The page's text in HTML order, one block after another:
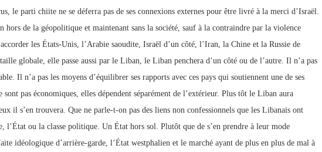
le parti chiite ne se déferra pas de ses connexions externes pour être livré à la merci d’Israël.
hors de la géopolitique et maintenant sans la société, sauf à la contraindre par la violence
les États-Unis, l’Arabie saoudite, Israël d’un côté, l’Iran, la Chine et la Russie de
globale, elle passe aussi par le Liban, le Liban penchera d’un côté ou de l’autre. Il n’a pas
Il n’a pas les moyens d’équilibrer ses rapports avec ces pays qui soutiennent une de ses
pas économiques, elles dépendent séparément de l’extérieur. Plus tôt le Liban aura
il s’en trouvera. Que ne parle-t-on pas des liens non confessionnels que les Libanais ont
l’État ou la classe politique. Un État hors sol. Plutôt que de s’en prendre à leur mode
idéologique d’arrière-garde, l’État westphalien et le marché ayant de plus en plus de mal à